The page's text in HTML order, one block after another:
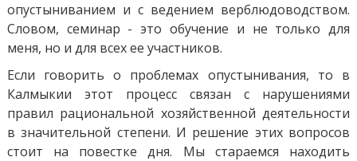
опустыниванием и с ведением верблюдоводством.
Словом, семинар - это обучение и не только для
меня, но и для всех ее участников.
Если говорить о проблемах опустынивания, то в
Калмыкии этот процесс связан с нарушениями
правил рациональной хозяйственной деятельности
в значительной степени. И решение этих вопросов
стоит на повестке дня. Мы стараемся находить